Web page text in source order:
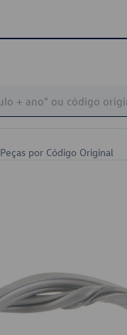
Peças por Código Original